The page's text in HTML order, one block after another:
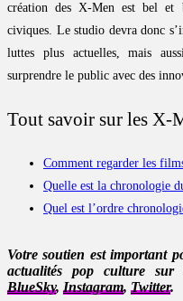
création des X-Men est bel et
civiques. Le studio devra donc
luttes plus actuelles, mais
surprendre le public avec des
Tout savoir sur les X-
Comment regarder les
Quelle est la chronologie
Quel est l’ordre
Votre soutien est important
actualités pop culture
BlueSky, Instagram, Twitter.